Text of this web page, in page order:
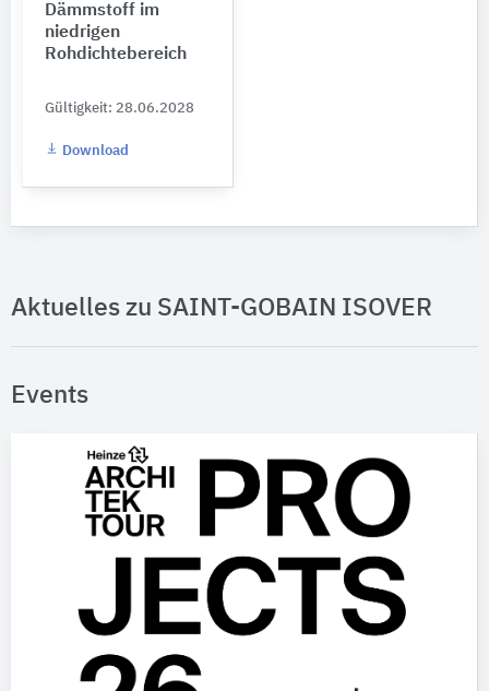
Dämmstoff im
niedrigen
Rohdichtebereich
Gültigkeit: 28.06.2028
Download
Aktuelles zu SAINT-GOBAIN ISOVER
Events